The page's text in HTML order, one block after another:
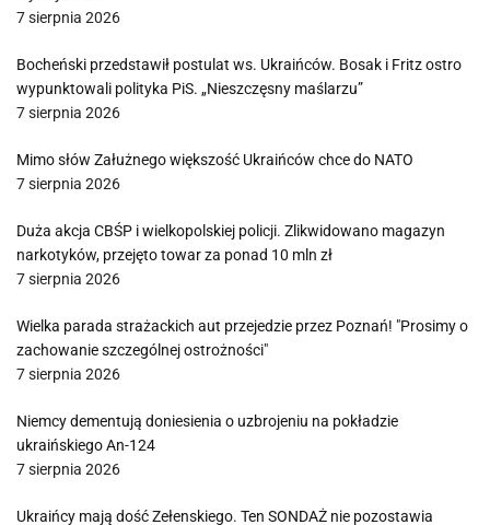
7 sierpnia 2026
Bocheński przedstawił postulat ws. Ukraińców. Bosak i Fritz ostro
wypunktowali polityka PiS. „Nieszczęsny maślarzu”
7 sierpnia 2026
Mimo słów Załużnego większość Ukraińców chce do NATO
7 sierpnia 2026
Duża akcja CBŚP i wielkopolskiej policji. Zlikwidowano magazyn
narkotyków, przejęto towar za ponad 10 mln zł
7 sierpnia 2026
Wielka parada strażackich aut przejedzie przez Poznań! "Prosimy o
zachowanie szczególnej ostrożności"
7 sierpnia 2026
Niemcy dementują doniesienia o uzbrojeniu na pokładzie
ukraińskiego An-124
7 sierpnia 2026
Ukraińcy mają dość Zełenskiego. Ten SONDAŻ nie pozostawia